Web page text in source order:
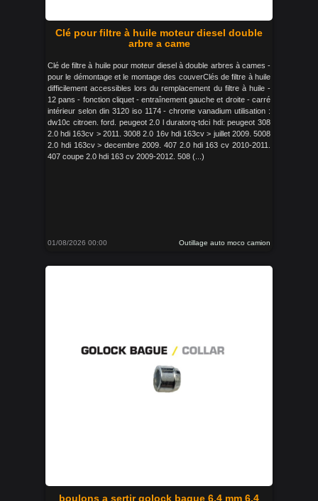
Clé pour filtre à huile moteur diesel double
arbre a came
Clé de filtre à huile pour moteur diesel à double arbres à cames -
pour le démontage et le montage des couverClés de filtre à huile
difficilement accessibles lors du remplacement du filtre à huile -
12 pans - fonction cliquet - entraînement gauche et droite - carré
intérieur selon din 3120 iso 1174 - chrome vanadium utilisation :
dw10c citroen. ford. peugeot 2.0 l duratorq-tdci hdi: peugeot 308
2.0 hdi 163cv > 2011. 3008 2.0 16v hdi 163cv > juillet 2009. 5008
2.0 hdi 163cv > decembre 2009. 407 2.0 hdi 163 cv 2010-2011.
407 coupe 2.0 hdi 163 cv 2009-2012. 508 (...)
01/08/2026 00:00 Outillage auto moco camion
boulons a sertir golock bague 6,4 mm 6,4